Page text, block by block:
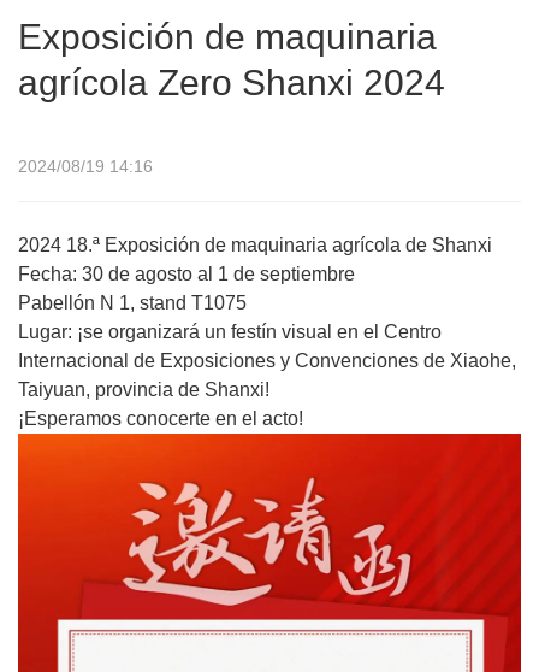
Exposición de maquinaria agrícola Zero Shanxi 2024
Exposición de maquinaria
agrícola Zero Shanxi 2024
2024/08/19 14:16
2024 18.ª Exposición de maquinaria agrícola de Shanxi
Fecha: 30 de agosto al 1 de septiembre
Pabellón N 1, stand T1075
Lugar: ¡se organizará un festín visual en el Centro
Internacional de Exposiciones y Convenciones de Xiaohe,
Taiyuan, provincia de Shanxi!
¡Esperamos conocerte en el acto!